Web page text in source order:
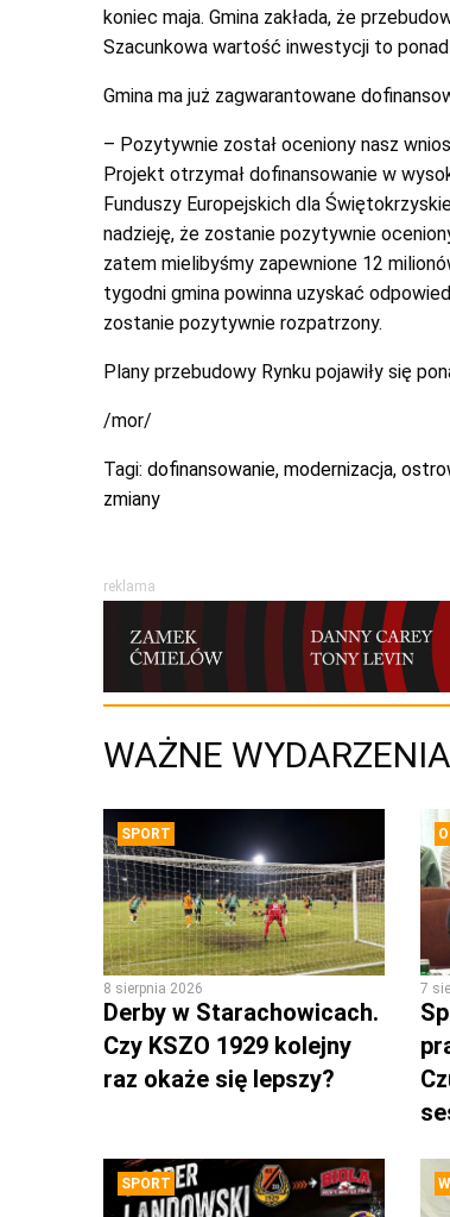
koniec maja. Gmina zakłada, że
Szacunkowa wartość inwestycji to
Gmina ma już zagwarantowane
– Pozytywnie został oceniony nasz
Projekt otrzymał dofinansowanie w
Funduszy Europejskich dla
nadzieję, że zostanie pozytywnie
zatem mielibyśmy zapewnione 12
tygodni gmina powinna uzyskać
zostanie pozytywnie rozpatrzony.
Plany przebudowy Rynku pojawiły się
/mor/
Tagi: dofinansowanie, modernizacja,
zmiany
reklama
WAŻNE WYDARZENIA
SPORT
8 sierpnia 2026
Derby w Starachowicach.
Czy KSZO 1929 kolejny
raz okaże się lepszy?
7
SPORT